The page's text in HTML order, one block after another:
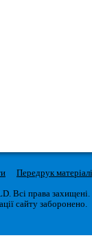
Передрук
Всі права захищені.
сайту заборонено.